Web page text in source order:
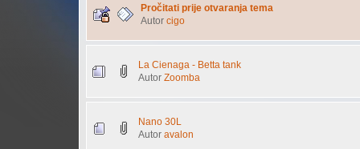
Pročitati prije otvaranja tema
Autor cigo
La Cienaga - Betta tank
Autor Zoomba
Nano 30L
Autor avalon